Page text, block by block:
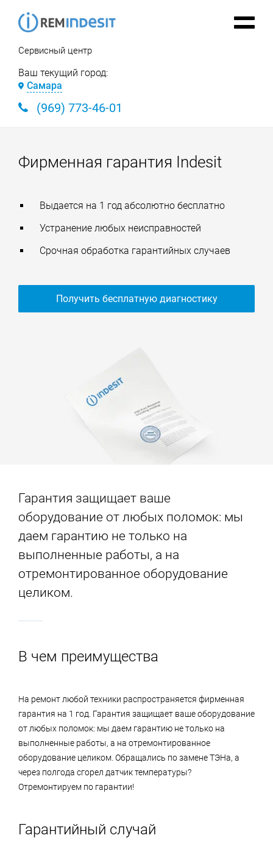
Сервисный центр
Ваш текущий город:
Самара
(969) 773-46-01
Фирменная гарантия Indesit
Выдается на 1 год абсолютно бесплатно
Устранение любых неисправностей
Срочная обработка гарантийных случаев
Получить бесплатную диагностику
Гарантия защищает ваше
оборудование от любых поломок: мы
даем гарантию не только на
выполненные работы, а на
отремонтированное оборудование
целиком.
В чем преимущества
На ремонт любой техники распространяется фирменная
гарантия на 1 год. Гарантия защищает ваше оборудование
от любых поломок: мы даем гарантию не только на
выполненные работы, а на отремонтированное
оборудование целиком. Обращались по замене ТЭНа, а
через полгода сгорел датчик температуры?
Отремонтируем по гарантии!
Гарантийный случай